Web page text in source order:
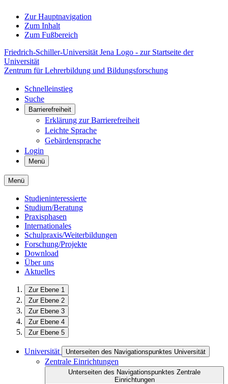
Zur Hauptnavigation
Zum Inhalt
Zum Fußbereich
Friedrich-Schiller-Universität Jena Logo - zur Startseite der
Universität
Zentrum für Lehrerbildung und Bildungsforschung
Schnelleinstieg
Suche
Barrierefreiheit
Erklärung zur Barrierefreiheit
Leichte Sprache
Gebärdensprache
Login
Menü
Menü
Studieninteressierte
Studium/Beratung
Praxisphasen
Internationales
Schulpraxis/Weiterbildungen
Forschung/Projekte
Download
Über uns
Aktuelles
Zur Ebene 1
Zur Ebene 2
Zur Ebene 3
Zur Ebene 4
Zur Ebene 5
Universität Unterseiten des Navigationspunktes Universität
Zentrale Einrichtungen
Unterseiten des Navigationspunktes Zentrale
Einrichtungen